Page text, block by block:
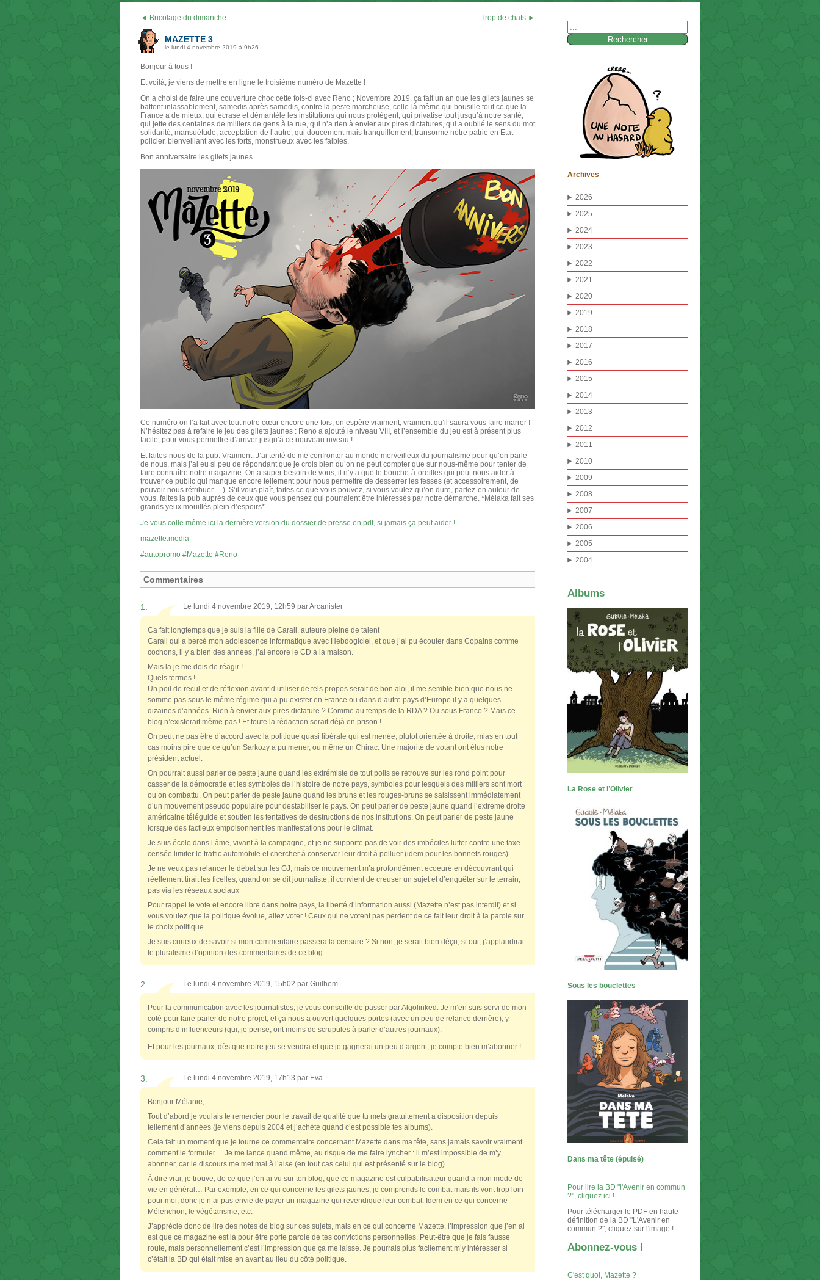
◄ Bricolage du dimanche Trop de chats ►
MAZETTE 3
le lundi 4 novembre 2019 à 9h26
Bonjour à tous !
Et voilà, je viens de mettre en ligne le troisième numéro de Mazette !
On a choisi de faire une couverture choc cette fois-ci avec Reno ; Novembre 2019, ça fait un an que les gilets jaunes se
battent inlassablement, samedis après samedis, contre la peste marcheuse, celle-là même qui bousille tout ce que la
France a de mieux, qui écrase et démantèle les institutions qui nous protègent, qui privatise tout jusqu’à notre santé,
qui jette des centaines de milliers de gens à la rue, qui n’a rien à envier aux pires dictatures, qui a oublié le sens du mot
solidarité, mansuétude, acceptation de l’autre, qui doucement mais tranquillement, transorme notre patrie en Etat
policier, bienveillant avec les forts, monstrueux avec les faibles.
Bon anniversaire les gilets jaunes.
Ce numéro on l’a fait avec tout notre cœur encore une fois, on espère vraiment, vraiment qu’il saura vous faire marrer !
N’hésitez pas à refaire le jeu des gilets jaunes : Reno a ajouté le niveau VIII, et l’ensemble du jeu est à présent plus
facile, pour vous permettre d’arriver jusqu’à ce nouveau niveau !
Et faites-nous de la pub. Vraiment. J’ai tenté de me confronter au monde merveilleux du journalisme pour qu’on parle
de nous, mais j’ai eu si peu de répondant que je crois bien qu’on ne peut compter que sur nous-même pour tenter de
faire connaître notre magazine. On a super besoin de vous, il n’y a que le bouche-à-oreilles qui peut nous aider à
trouver ce public qui manque encore tellement pour nous permettre de desserrer les fesses (et accessoirement, de
pouvoir nous rétribuer….). S’il vous plaît, faites ce que vous pouvez, si vous voulez qu’on dure, parlez-en autour de
vous, faites la pub auprès de ceux que vous pensez qui pourraient être intéressés par notre démarche. *Mélaka fait ses
grands yeux mouillés plein d’espoirs*
Je vous colle même ici la dernière version du dossier de presse en pdf, si jamais ça peut aider !
mazette.media
autopromo
Mazette Reno
Commentaires
1. Le lundi 4 novembre 2019, 12h59 parArcanister
Ca fait longtemps que je suis la fille de Carali, auteure pleine de talent
Carali qui a bercé mon adolescence informatique avec Hebdogiciel, et que j’ai pu écouter dans Copains comme
cochons, il y a bien des années, j’ai encore le CD a la maison.
Mais la je me dois de réagir !
Quels termes !
Un poil de recul et de réflexion avant d’utiliser de tels propos serait de bon aloi, il me semble bien que nous ne
somme pas sous le même régime qui a pu exister en France ou dans d’autre pays d’Europe il y a quelques
dizaines d’années. Rien à envier aux pires dictature ? Comme au temps de la RDA ? Ou sous Franco ? Mais ce
blog n’existerait même pas ! Et toute la rédaction serait déjà en prison !
On peut ne pas être d’accord avec la politique quasi libérale qui est menée, plutot orientée à droite, mias en tout
cas moins pire que ce qu’un Sarkozy a pu mener, ou même un Chirac. Une majorité de votant ont élus notre
président actuel.
On pourrait aussi parler de peste jaune quand les extrémiste de tout poils se retrouve sur les rond point pour
casser de la démocratie et les symboles de l’histoire de notre pays, symboles pour lesquels des milliers sont mort
ou on combattu. On peut parler de peste jaune quand les bruns et les rouges-bruns se saisissent immédiatement
d’un mouvement pseudo populaire pour destabiliser le pays. On peut parler de peste jaune quand l’extreme droite
américaine téléguide et soutien les tentatives de destructions de nos institutions. On peut parler de peste jaune
lorsque des factieux empoisonnent les manifestations pour le climat.
Je suis écolo dans l’âme, vivant à la campagne, et je ne supporte pas de voir des imbéciles lutter contre une taxe
censée limiter le traffic automobile et chercher à conserver leur droit à polluer (idem pour les bonnets rouges)
Je ne veux pas relancer le débat sur les GJ, mais ce mouvement m’a profondément ecoeuré en découvrant qui
réellement tirait les ficelles, quand on se dit journaliste, il convient de creuser un sujet et d’enquêter sur le terrain,
pas via les réseaux sociaux
Pour rappel le vote et encore libre dans notre pays, la liberté d’information aussi (Mazette n’est pas interdit) et si
vous voulez que la politique évolue, allez voter ! Ceux qui ne votent pas perdent de ce fait leur droit à la parole sur
le choix politique.
Je suis curieux de savoir si mon commentaire passera la censure ? Si non, je serait bien déçu, si oui, j’applaudirai
le pluralisme d’opinion des commentaires de ce blog
2. Le lundi 4 novembre 2019, 15h02 par Guilhem
Pour la communication avec les journalistes, je vous conseille de passer par Algolinked. Je m’en suis servi de mon
coté pour faire parler de notre projet, et ça nous a ouvert quelques portes (avec un peu de relance derrière), y
compris d’influenceurs (qui, je pense, ont moins de scrupules à parler d’autres journaux).
Et pour les journaux, dès que notre jeu se vendra et que je gagnerai un peu d’argent, je compte bien m’abonner !
3. Le lundi 4 novembre 2019, 17h13 par Eva
Bonjour Mélanie,
Tout d’abord je voulais te remercier pour le travail de qualité que tu mets gratuitement a disposition depuis
tellement d’années (je viens depuis 2004 et j’achète quand c’est possible tes albums).
Cela fait un moment que je tourne ce commentaire concernant Mazette dans ma tête, sans jamais savoir vraiment
comment le formuler… Je me lance quand même, au risque de me faire lyncher : il m’est impossible de m’y
abonner, car le discours me met mal à l’aise (en tout cas celui qui est présenté sur le blog).
À dire vrai, je trouve, de ce que j’en ai vu sur ton blog, que ce magazine est culpabilisateur quand a mon mode de
vie en général… Par exemple, en ce qui concerne les gilets jaunes, je comprends le combat mais ils vont trop loin
pour moi, donc je n’ai pas envie de payer un magazine qui revendique leur combat. Idem en ce qui concerne
Mélenchon, le végétarisme, etc.
J’apprécie donc de lire des notes de blog sur ces sujets, mais en ce qui concerne Mazette, l’impression que j’en ai
est que ce magazine est là pour être porte parole de tes convictions personnelles. Peut-être que je fais fausse
route, mais personnellement c’est l’impression que ça me laisse. Je pourrais plus facilement m’y intéresser si
c’était la BD qui était mise en avant au lieu du côté politique.
Archives
2026
2025
2024
2023
2022
2021
2020
2019
2018
2017
2016
2015
2014
2013
2012
2011
2010
2009
2008
2007
2006
2005
2004
Albums
La Rose et l’Olivier
Sous les bouclettes
Dans ma tête (épuisé)
Pour lire la BD "l'Avenir en commun
?", cliquez ici !
Pour télécharger le PDF en haute
définition de la BD "L'Avenir en
commun ?", cliquez sur l'image !
Abonnez-vous !
C'est quoi, Mazette ?